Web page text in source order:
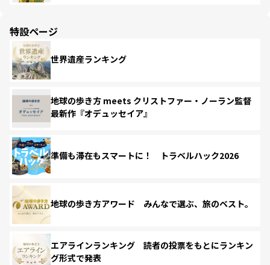
特設ページ
世界遺産ランキング
地球の歩き方 meets クリストファー・ノーラン監督
最新作『オデュッセイア』
準備も滞在もスマートに！ トラベルハック2026
地球の歩き方アワード みんなで選ぶ、旅のベスト。
エアラインランキング 読者の投票をもとにランキン
グ形式で発表